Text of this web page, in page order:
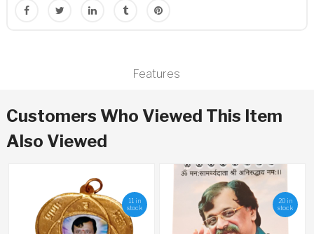
Features
Customers Who Viewed This Item
Also Viewed
11 in
stock
20 in
stock